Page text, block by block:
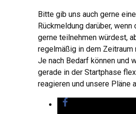
Bitte gib uns auch gerne eine
Rückmeldung darüber, wenn
gerne teilnehmen würdest,
regelmäßig in dem Zeitraum
Je nach Bedarf können und
gerade in der Startphase
reagieren und unsere Pläne